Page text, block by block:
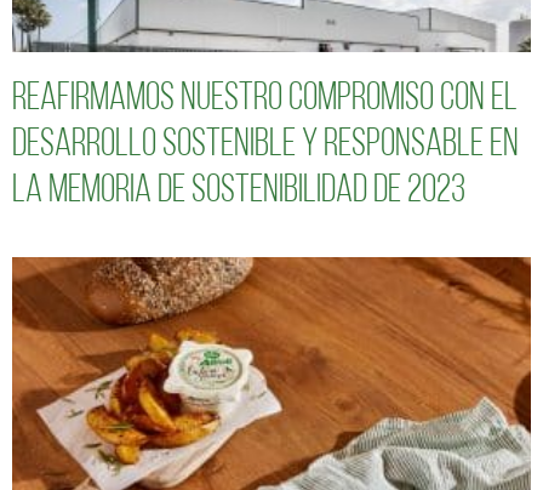
Reafirmamos nuestro compromiso con el
desarrollo sostenible y responsable en
la Memoria de Sostenibilidad de 2023